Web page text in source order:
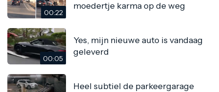
00:22
moedertje karma op de weg
00:05
Yes, mijn nieuwe auto is vandaag
geleverd
Heel subtiel de parkeergarage